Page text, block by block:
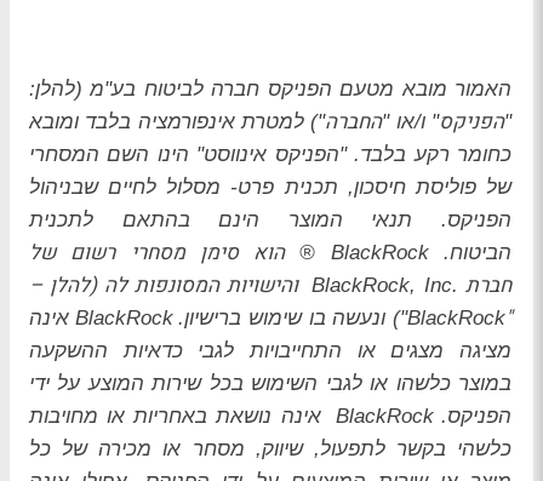
האמור מובא מטעם הפניקס חברה לביטוח בע"מ (להלן:
"הפניקס" ו/או "החברה") למטרת אינפורמציה בלבד ומובא
כחומר רקע בלבד. "הפניקס אינווסט" הינו השם המסחרי
של פוליסת חיסכון, תכנית פרט- מסלול לחיים שבניהול
הפניקס. תנאי המוצר הינם בהתאם לתכנית
הביטוח.
BlackRock
®
הוא סימן מסחרי רשום של
חברת BlackRock, Inc.
והישויות המסונפות לה (להלן –
"
BlackRock") ונעשה בו שימוש ברישיון. BlackRock אינה
מציגה מצגים או התחייבויות לגבי כדאיות ההשקעה
במוצר כלשהו או לגבי השימוש בכל שירות המוצע על ידי
הפניקס. BlackRock
אינה נושאת באחריות או מחויבות
כלשהי בקשר לתפעול, שיווק, מסחר או מכירה של כל